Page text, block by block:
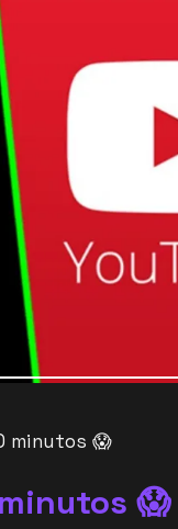
minutos 😱
😱